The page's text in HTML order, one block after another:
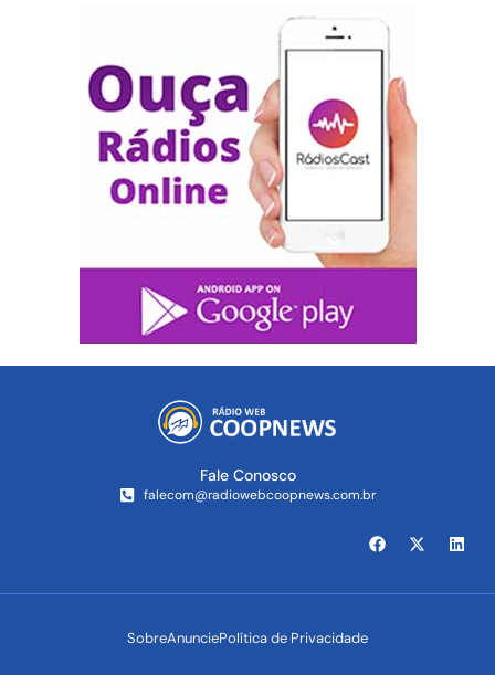
Fale Conosco
falecom@radiowebcoopnews.com.br
SobreAnunciePolítica de Privacidade